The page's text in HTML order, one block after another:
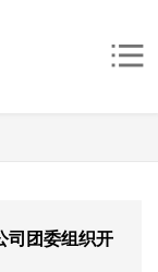
团委组织开